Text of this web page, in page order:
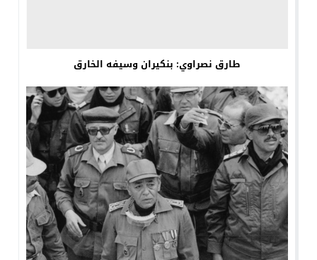
طارق نصراوي: بنكيران وسيفه الخارق